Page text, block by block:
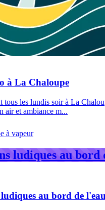
à La Chaloupe
tous les lundis soir à La
air et ambiance m...
à vapeur
ludiques au bord
au bord de l'eau